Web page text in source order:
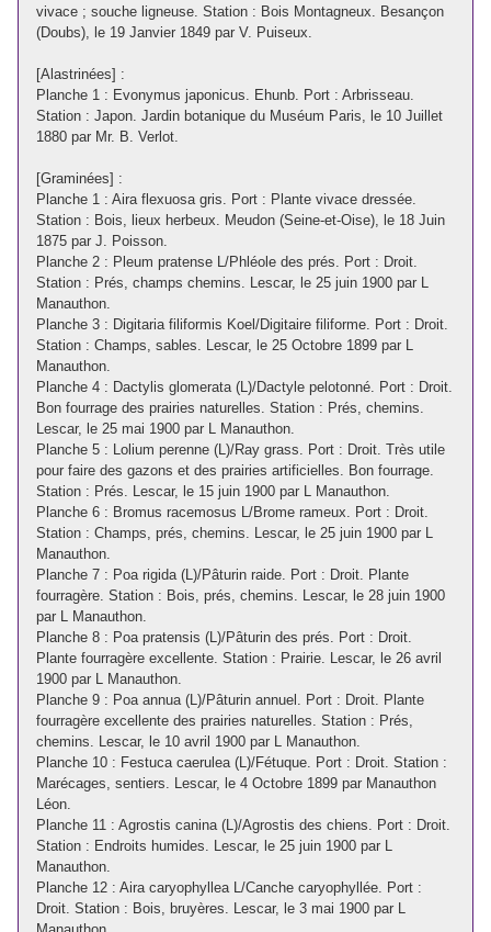
vivace ; souche ligneuse. Station : Bois Montagneux. Besançon
(Doubs), le 19 Janvier 1849 par V. Puiseux.
[Alastrinées] :
Planche 1 : Evonymus japonicus. Ehunb. Port : Arbrisseau.
Station : Japon. Jardin botanique du Muséum Paris, le 10 Juillet
1880 par Mr. B. Verlot.
[Graminées] :
Planche 1 : Aira flexuosa gris. Port : Plante vivace dressée.
Station : Bois, lieux herbeux. Meudon (Seine-et-Oise), le 18 Juin
1875 par J. Poisson.
Planche 2 : Pleum pratense L/Phléole des prés. Port : Droit.
Station : Prés, champs chemins. Lescar, le 25 juin 1900 par L
Manauthon.
Planche 3 : Digitaria filiformis Koel/Digitaire filiforme. Port : Droit.
Station : Champs, sables. Lescar, le 25 Octobre 1899 par L
Manauthon.
Planche 4 : Dactylis glomerata (L)/Dactyle pelotonné. Port : Droit.
Bon fourrage des prairies naturelles. Station : Prés, chemins.
Lescar, le 25 mai 1900 par L Manauthon.
Planche 5 : Lolium perenne (L)/Ray grass. Port : Droit. Très utile
pour faire des gazons et des prairies artificielles. Bon fourrage.
Station : Prés. Lescar, le 15 juin 1900 par L Manauthon.
Planche 6 : Bromus racemosus L/Brome rameux. Port : Droit.
Station : Champs, prés, chemins. Lescar, le 25 juin 1900 par L
Manauthon.
Planche 7 : Poa rigida (L)/Pâturin raide. Port : Droit. Plante
fourragère. Station : Bois, prés, chemins. Lescar, le 28 juin 1900
par L Manauthon.
Planche 8 : Poa pratensis (L)/Pâturin des prés. Port : Droit.
Plante fourragère excellente. Station : Prairie. Lescar, le 26 avril
1900 par L Manauthon.
Planche 9 : Poa annua (L)/Pâturin annuel. Port : Droit. Plante
fourragère excellente des prairies naturelles. Station : Prés,
chemins. Lescar, le 10 avril 1900 par L Manauthon.
Planche 10 : Festuca caerulea (L)/Fétuque. Port : Droit. Station :
Marécages, sentiers. Lescar, le 4 Octobre 1899 par Manauthon
Léon.
Planche 11 : Agrostis canina (L)/Agrostis des chiens. Port : Droit.
Station : Endroits humides. Lescar, le 25 juin 1900 par L
Manauthon.
Planche 12 : Aira caryophyllea L/Canche caryophyllée. Port :
Droit. Station : Bois, bruyères. Lescar, le 3 mai 1900 par L